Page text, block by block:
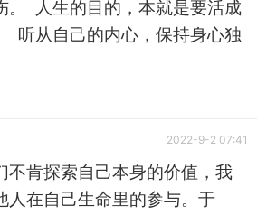
。 人生的目的，本就是要活成
听从自己的内心，保持身心独
2022-9-2 07:41
不肯探索自己本身的价值，我
人在自己生命里的参与。于